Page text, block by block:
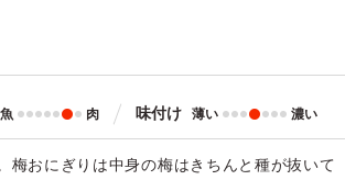
魚 肉 味付け 薄い 濃い
梅おにぎりは中身の梅はきちんと種が抜いて